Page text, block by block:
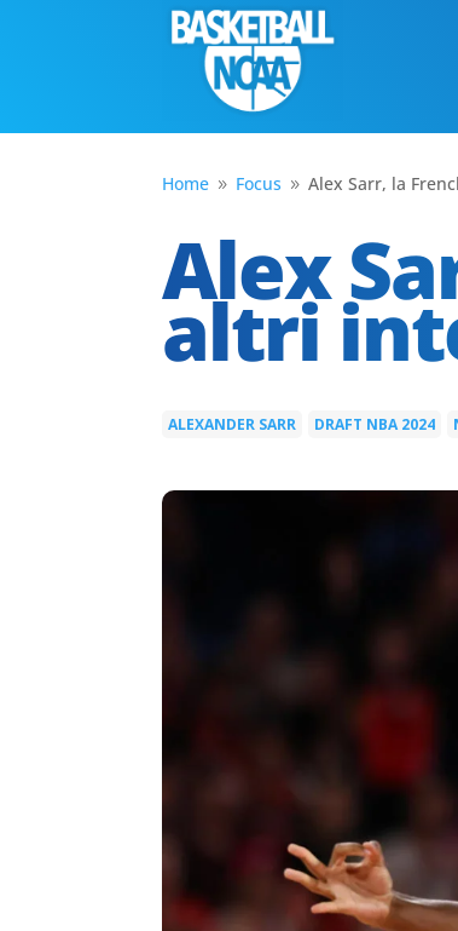
Home 9 Focus 9 Alex Sarr, la
Alex
altri
ALEXANDER SARR DRAFT NBA 2024